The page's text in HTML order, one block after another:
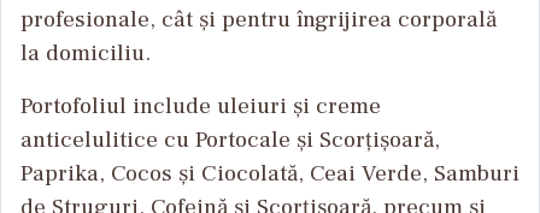
profesionale, cât și pentru îngrijirea corporală
la domiciliu.
Portofoliul include uleiuri și creme
anticelulitice cu Portocale și Scorțișoară,
Paprika, Cocos și Ciocolată, Ceai Verde, Samburi